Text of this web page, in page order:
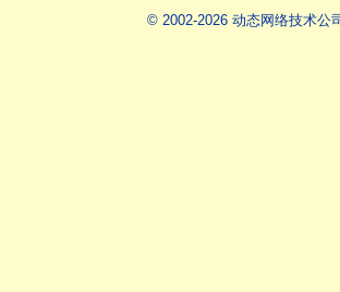
© 2002-2026 动态网络技术公